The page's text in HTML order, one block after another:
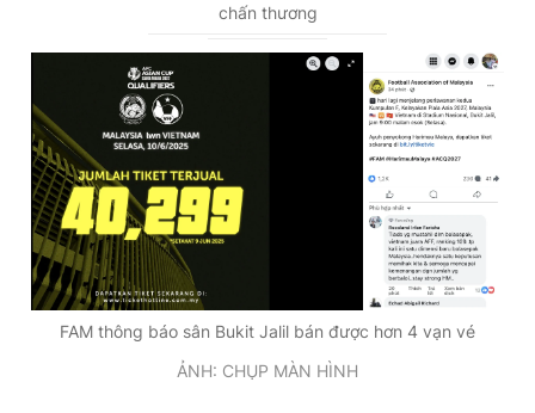
chấn thương
FAM thông báo sân Bukit Jalil bán được hơn 4 vạn vé
ẢNH: CHỤP MÀN HÌNH